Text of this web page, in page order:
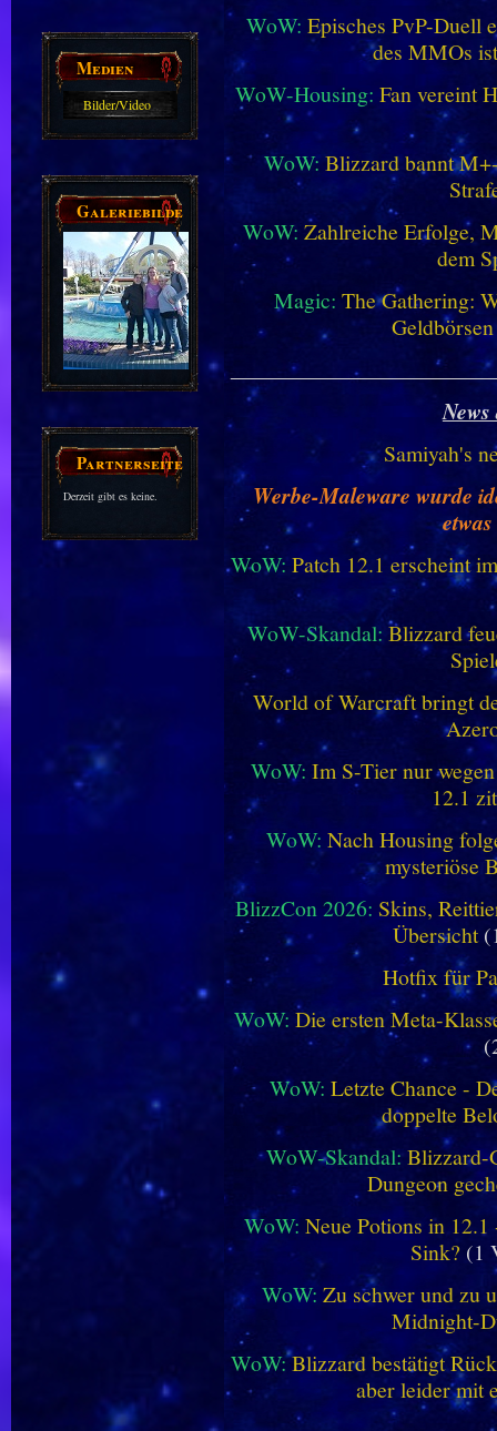
Medien
Bilder/Video
Galeriebilder
Partnerseiten
Derzeit gibt es keine.
WoW: Episches PvP-Duell
des MMOs
WoW-Housing: Fan vereint
WoW:Blizzard bannt
WoW: Zahlreiche Erfolge,
dem
Magic: The Gathering:
Samiyah's
Werbe-Maleware wurde
WoW: Patch 12.1 erscheint
WoW-Skandal: Blizzard
World of Warcraft bringt
WoW: Im S-Tier nur
12.1
WoW: Nach Housing
mysteriöse
BlizzCon 2026: Skins,
Übersicht
Hotfix für
WoW: Die ersten Meta-
WoW: Letzte Chance -
doppelte
WoW-Skandal: Blizzard-
Dungeon
WoW:Neue Potions in
Sink? (1
WoW: Zu schwer und zu
Midnight-
WoW:Blizzard bestätigt
aber leider mit